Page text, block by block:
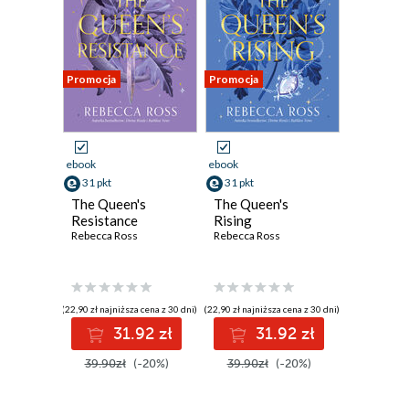
Promocja
ebook
31 pkt
The Queen's
Resistance
Rebecca Ross
(22,90 zł najniższa cena z 30 dni)
31.92 zł
39.90zł (-20%)
Promocja
ebook
31 pkt
The Queen's
Rising
Rebecca Ross
(22,90 zł najniższa cena z 30 dni)
31.92 zł
39.90zł (-20%)